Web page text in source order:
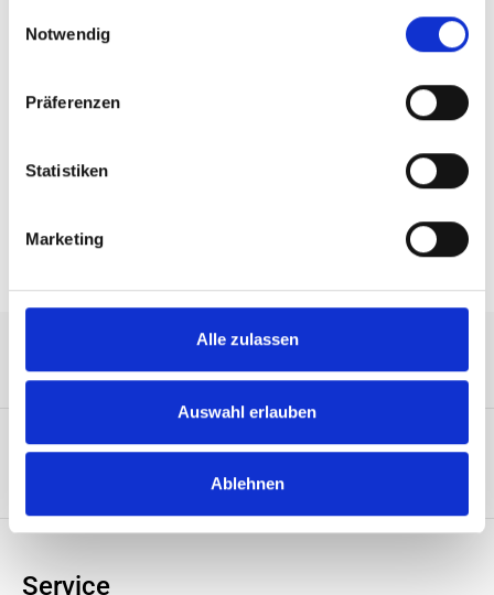
Notwendig
Präferenzen
Statistiken
Marketing
Alle zulassen
Auswahl erlauben
Ablehnen
M393B4G70BM0-CH9 4 Gbit B-Die, 30nm Class, Green
Memory Gen. 2, 240PIN 36C/DS 4R 1,5V 1,18" FBGA
Service-Hotline
Service